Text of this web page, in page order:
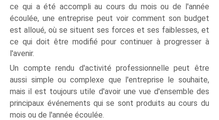
ce qui a été accompli au cours du mois ou de l'année
écoulée, une entreprise peut voir comment son budget
est alloué, où se situent ses forces et ses faiblesses, et
ce qui doit être modifié pour continuer à progresser à
l'avenir.
Un compte rendu d'activité professionnelle peut être
aussi simple ou complexe que l'entreprise le souhaite,
mais il est toujours utile d'avoir une vue d'ensemble des
principaux événements qui se sont produits au cours du
mois ou de l'année écoulée.